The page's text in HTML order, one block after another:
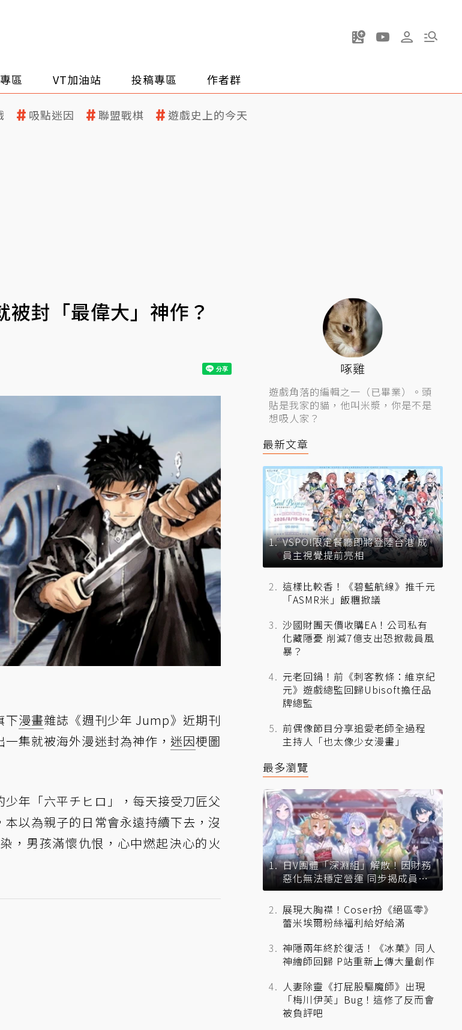
區 VT加油站 投稿專區 作者群
吸點迷因 聯盟戰棋 遊戲史上的今天
封「最偉大」神作？
下漫畫雜誌《週刊少年 Jump》近期刊
集就被海外漫迷封為神作， 迷因梗圖
年「六平チヒロ」，每天接受刀匠父
以為親子的日常會永遠持續下去，沒
，男孩滿懷仇恨，心中燃起決心的火
啄雞
遊戲角落的編輯之一（已畢業）。頭
貼是我家的貓，他叫米漿，你是不是
想吸人家？
最新文章
VSPO!限定餐廳即將登陸台港 成
員主視覺提前亮相
這樣比較香！《碧藍航線》推千元
「ASMR米」飯糰掀議
沙國財團天價收購EA！公司私有
化藏隱憂 削減7億支出恐掀裁員風
暴？
元老回鍋！前《刺客教條：維京紀
元》遊戲總監回歸Ubisoft擔任品
牌總監
前偶像節目分享追愛老師全過程
主持人「也太像少女漫畫」
最多瀏覽
日V團體「深淵組」解散！因財務
惡化無法穩定營運 同步揭成員未
來去向
展現大胸襟！Coser扮《絕區零》
蕾米埃爾粉絲福利給好給滿
神隱兩年終於復活！《冰菓》同人
神繪師回歸 P站重新上傳大量創作
人妻除靈《打屁股驅魔師》出現
「梅川伊芙」Bug！這修了反而會
被負評吧